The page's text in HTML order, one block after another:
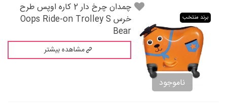
برند منتخب
ناموجود
چمدان چرخ دار 2 کاره اوپس طرح
خرس Oops Ride-on Trolley S
Bear
مشاهده بیشتر